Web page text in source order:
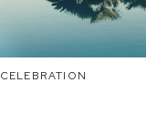
CELEBRATION